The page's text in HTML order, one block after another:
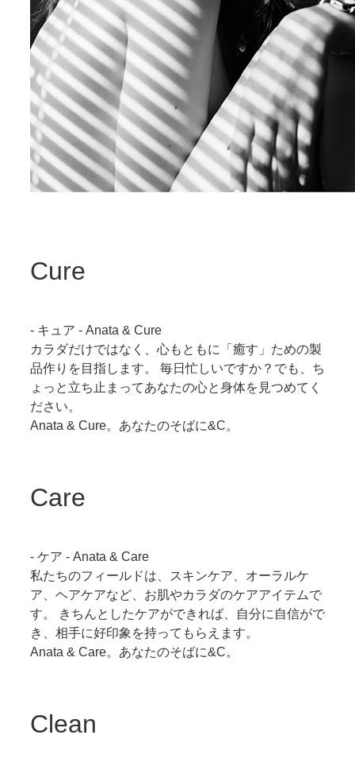
Cure
- キュア - Anata & Cure
カラダだけではなく、心もともに「癒す」ための製
品作りを目指します。 毎日忙しいですか？でも、ち
ょっと立ち止まってあなたの心と身体を見つめてく
ださい。
Anata & Cure。あなたのそばに&C。
Care
- ケア - Anata & Care
私たちのフィールドは、スキンケア、オーラルケ
ア、ヘアケアなど、お肌やカラダのケアアイテムで
す。 きちんとしたケアができれば、自分に自信がで
き、相手に好印象を持ってもらえます。
Anata & Care。あなたのそばに&C。
Clean